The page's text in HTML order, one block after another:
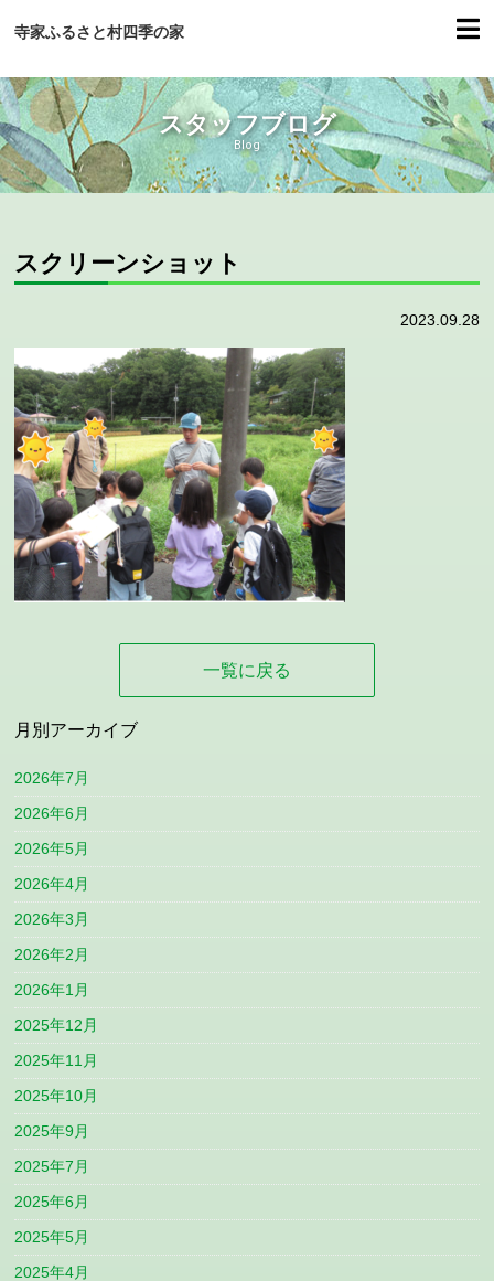
寺家ふるさと村四季の家
スタッフブログ
Blog
スクリーンショット
2023.09.28
一覧に戻る
月別アーカイブ
2026年7月
2026年6月
2026年5月
2026年4月
2026年3月
2026年2月
2026年1月
2025年12月
2025年11月
2025年10月
2025年9月
2025年7月
2025年6月
2025年5月
2025年4月